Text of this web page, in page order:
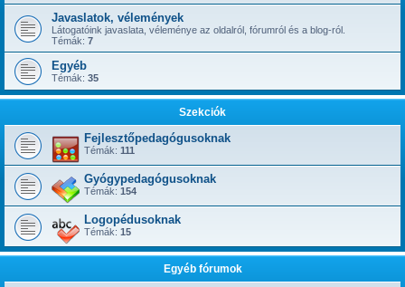
Javaslatok, vélemények
Látogatóink javaslata, véleménye az oldalról, fórumról és a blog-ról.
Témák: 7
Egyéb
Témák: 35
Szekciók
Fejlesztőpedagógusoknak
Témák: 111
Gyógypedagógusoknak
Témák: 154
Logopédusoknak
Témák: 15
Egyéb fórumok